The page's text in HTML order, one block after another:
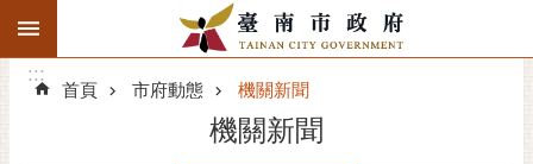
跳到主要內容區塊
搜
階
:::
:::
首頁 市府動態 機關新聞
機關新聞